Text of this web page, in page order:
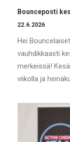
Bounceposti
22.6.2026
Hei
vauhdikkaasti
merkeissä!
viikolla ja